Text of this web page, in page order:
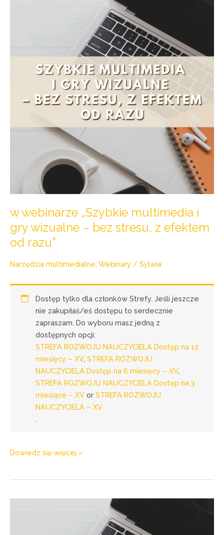
w webinarze „Szybkie multimedia i
gry wizualne – bez stresu, z efektem
od razu”
Narzędzia multimedialne, Webinary / Sylwia
Dostęp tylko dla członków Strefy. Jeśli jeszcze
nie zakupiłaś/eś dostępu to serdecznie
zapraszam. Do wyboru masz jedną z
dostępnych opcji:
STREFA ROZWOJU NAUCZYCIELA Dostęp na 12
miesięcy – XV,STREFA ROZWOJU
NAUCZYCIELA Dostęp na 6 miesięcy – XV,
STREFA ROZWOJU NAUCZYCIELA Dostęp na 3
miesiące – XV orSTREFA ROZWOJU
NAUCZYCIELA – XV
.
wizualne
stresu,
efektem
Dowiedz się więcej »